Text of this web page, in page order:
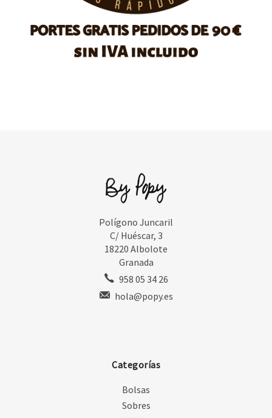
Polígono Juncaril
C/ Huéscar, 3
18220 Albolote
Granada
958 05 34 26
hola@popy.es
Categorías
Bolsas
Sobres